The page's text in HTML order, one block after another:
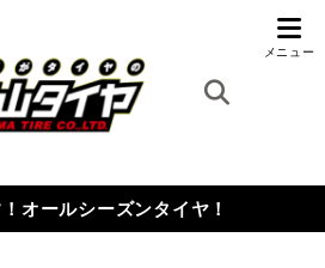
オールシーズンタイヤ！